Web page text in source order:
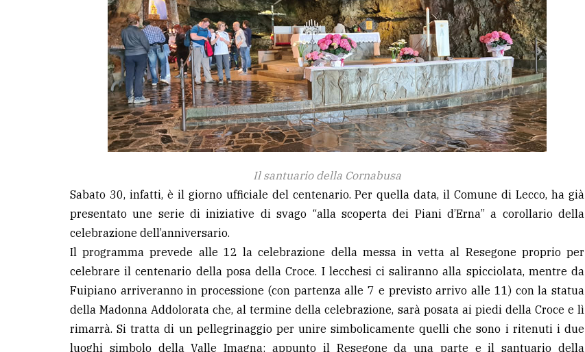
Il santuario della Cornabusa
Sabato 30, infatti, è il giorno ufficiale del centenario. Per quella data, il Comune di Lecco, ha già
presentato une serie di iniziative di svago “alla scoperta dei Piani d’Erna” a corollario della
celebrazione dell’anniversario.
Il programma prevede alle 12 la celebrazione della messa in vetta al Resegone proprio per
celebrare il centenario della posa della Croce. I lecchesi ci saliranno alla spicciolata, mentre da
Fuipiano arriveranno in processione (con partenza alle 7 e previsto arrivo alle 11) con la statua
della Madonna Addolorata che, al termine della celebrazione, sarà posata ai piedi della Croce e lì
rimarrà. Si tratta di un pellegrinaggio per unire simbolicamente quelli che sono i ritenuti i due
luoghi simbolo della Valle Imagna: appunto il Resegone da una parte e il santuario della